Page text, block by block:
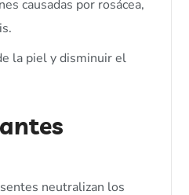
causadas por rosácea,
la piel y disminuir el
neutralizan los